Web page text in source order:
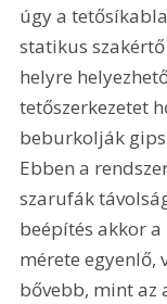
úgy a
statikus
helyre
tetőszerkezetet
beburkolják
Ebben a
szarufák
beépítés akkor
mérete egyenlő,
bővebb, mint az